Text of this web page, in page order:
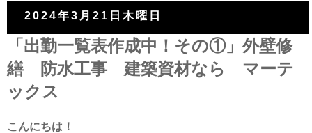
2024年3月21日木曜日
「出勤一覧表作成中！その①」外壁修
繕 防水工事 建築資材なら マーテ
ックス
こんにちは！